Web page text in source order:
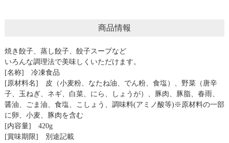
商品情報
焼き餃子、蒸し餃子、餃子スープなど
いろんな調理法で美味しくいただけます。
[名称] 冷凍食品
[原材料名] 皮（小麦粉、なたね油、でん粉、食塩）、野菜（唐辛
子、玉ねぎ、ネギ、白菜、にら、しょうが）、豚肉、豚脂、春雨、
醤油、ごま油、食塩、こしょう、調味料(アミノ酸等)※原材料の一部
に卵、小麦、豚肉を含む
[内容量] 420g
[賞味期限] 別途記載